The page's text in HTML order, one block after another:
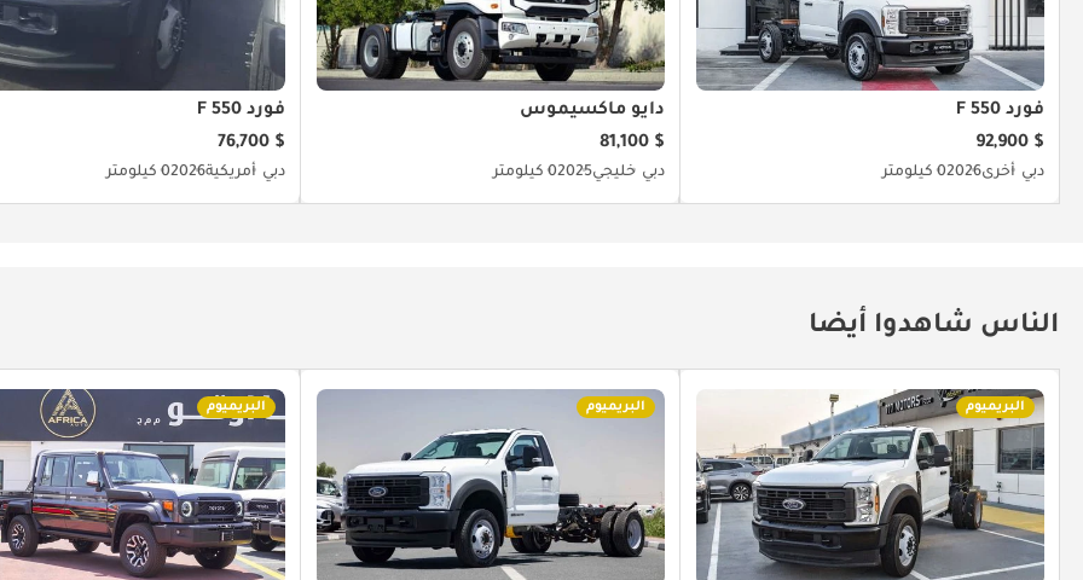
فورد F 550
$ 92,900
دبي أخرى20260 كيلومتر
دايو ماكسيموس
$ 81,100
دبي خليجي20250 كيلومتر
فورد F 550
$ 76,700
دبي أمريكية20260 كيلومتر
الناس شاهدوا أيضا
البريميوم البريميوم البريميوم